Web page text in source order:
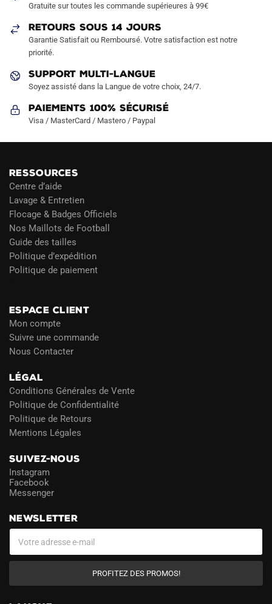
Gratuite sur toutes les commande supérieures à 99€
RETOURS SOUS 14 JOURS
Garantie Satisfait ou Remboursé. Votre satisfaction est notre
priorité.
SUPPORT MULTI-LANGUE
Soyez assisté dans la Langue de votre choix, 24/7.
Paiements 100% Sécurisé
Visa / MasterCard / Mastero / Paypal
RESSOURCES
Centre d’aide
Lavage & Entretien
Flocage & Badges Officiels
Nos Maillots de Football
Guide des tailles
Politique d’expédition
Politique de paiement
ESPACE CLIENT
Mon compte
Suivre une commande
Nous Contacter
LÉGAL
Conditions Générales de Vente
Politique de Confidentialité
Politique de Retours
Mentions Légales
SUIVEZ-NOUS
Instagram
Facebook
Messenger
NEWSLETTER
PROFITEZ DES PROMOS!